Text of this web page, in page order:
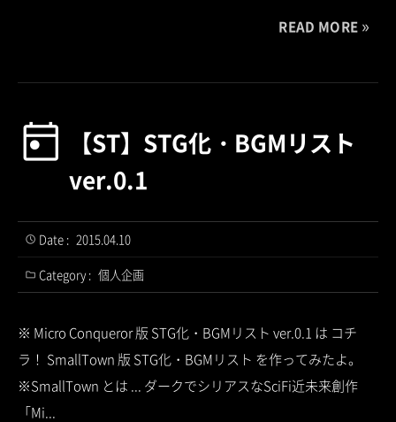
READ MORE
【ST】STG化・BGMリスト
ver.0.1
Date : 2015.04.10
Category : 個人企画
※ Micro Conqueror 版 STG化・BGMリスト ver.0.1 は コチ
ラ！ SmallTown 版 STG化・BGMリスト を作ってみたよ。
※SmallTown とは ... ダークでシリアスなSciFi近未来創作
「Mi...